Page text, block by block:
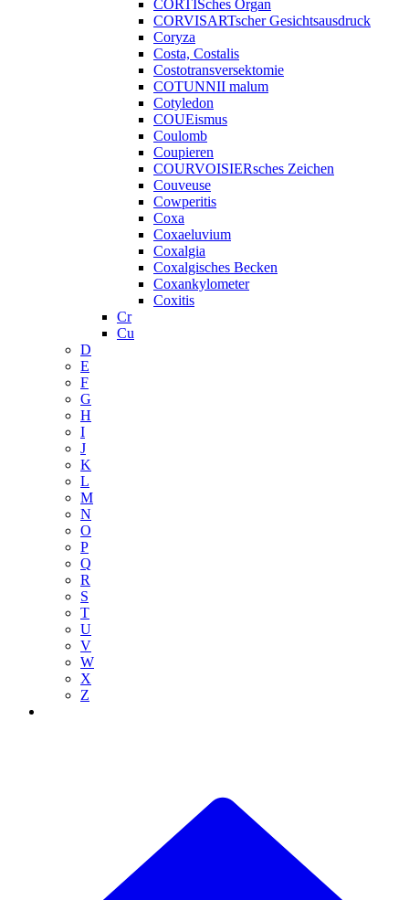
CORTISches Organ
CORVISARTscher Gesichtsausdruck
Coryza
Costa, Costalis
Costotransversektomie
COTUNNII malum
Cotyledon
COUEismus
Coulomb
Coupieren
COURVOISIERsches Zeichen
Couveuse
Cowperitis
Coxa
Coxaeluvium
Coxalgia
Coxalgisches Becken
Coxankylometer
Coxitis
Cr
Cu
D
E
F
G
H
I
J
K
L
M
N
O
P
Q
R
S
T
U
V
W
X
Z